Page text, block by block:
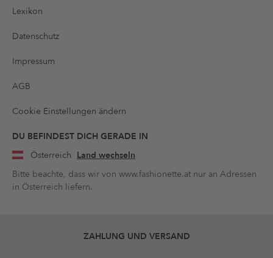
Lexikon
Datenschutz
Impressum
AGB
Cookie Einstellungen ändern
DU BEFINDEST DICH GERADE IN
Österreich Land wechseln
Bitte beachte, dass wir von www.fashionette.at nur an Adressen
in Österreich liefern.
ZAHLUNG UND VERSAND